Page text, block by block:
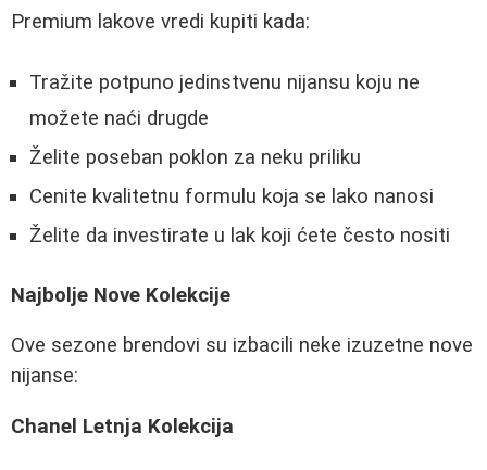
Premium lakove vredi kupiti kada:
Tražite potpuno jedinstvenu nijansu koju ne
možete naći drugde
Želite poseban poklon za neku priliku
Cenite kvalitetnu formulu koja se lako nanosi
Želite da investirate u lak koji ćete često nositi
Najbolje Nove Kolekcije
Ove sezone brendovi su izbacili neke izuzetne nove
nijanse:
Chanel Letnja Kolekcija